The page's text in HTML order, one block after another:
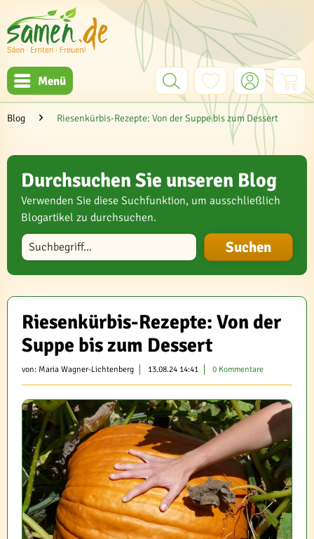
Menü
Blog Riesenkürbis-Rezepte: Von der Suppe bis zum Dessert
Durchsuchen Sie unseren Blog
Verwenden Sie diese Suchfunktion, um ausschließlich
Blogartikel zu durchsuchen.
Blog durchsuchen
Riesenkürbis-Rezepte: Von der
Suppe bis zum Dessert
von: Maria Wagner-Lichtenberg 13.08.24 14:41 0 Kommentare